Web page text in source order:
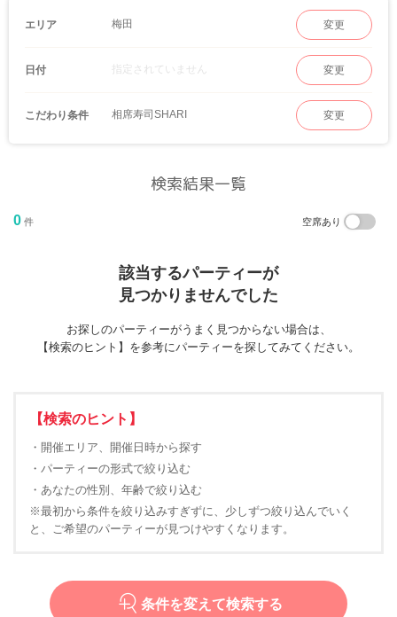
エリア 梅田 変更
日付 指定されていません 変更
こだわり条件 相席寿司SHARI 変更
検索結果一覧
0 件 空席あり
該当するパーティーが
見つかりませんでした
お探しのパーティーがうまく見つからない場合は、
【検索のヒント】を参考にパーティーを探してみてください。
【検索のヒント】
・開催エリア、開催日時から探す
・パーティーの形式で絞り込む
・あなたの性別、年齢で絞り込む
※最初から条件を絞り込みすぎずに、少しずつ絞り込んでいく
と、ご希望のパーティーが見つけやすくなります。
条件を変えて検索する